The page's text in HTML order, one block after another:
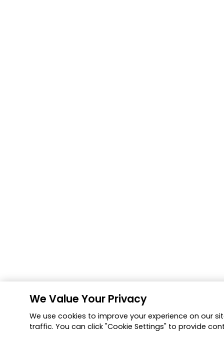
We Value Your Privacy
We use cookies to improve your experience on our
traffic. You can click "Cookie Settings" to provide